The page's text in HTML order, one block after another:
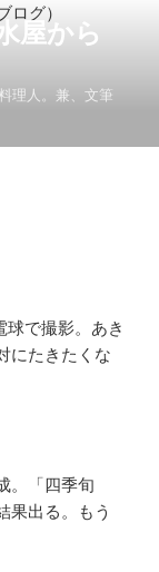
屋から
理人。兼、文筆
で撮影。あき
にたきたくな
。「四季旬
果出る。もう